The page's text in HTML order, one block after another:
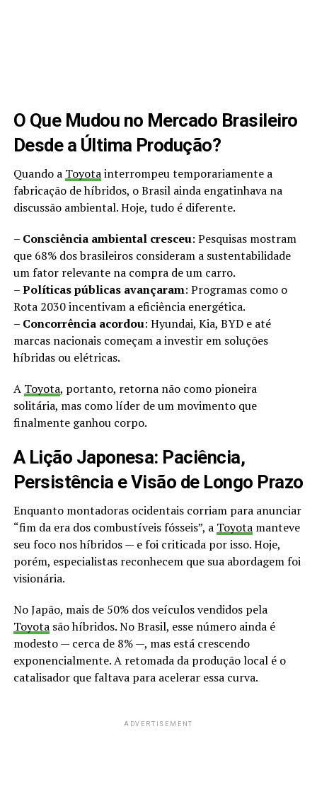
O Que Mudou no Mercado Brasileiro
Desde a Última Produção?
Quando a Toyotainterrompeu temporariamente a
fabricação de híbridos, o Brasil ainda engatinhava na
discussão ambiental. Hoje, tudo é diferente.
– Consciência ambiental cresceu: Pesquisas mostram
que 68% dos brasileiros consideram a sustentabilidade
um fator relevante na compra de um carro.
–Políticas públicas avançaram: Programas como o
Rota 2030 incentivam a eficiência energética.
– Concorrência acordou: Hyundai, Kia, BYD e até
marcas nacionais começam a investir em soluções
híbridas ou elétricas.
A Toyota, portanto, retorna não como pioneira
solitária, mas como líder de um movimento que
finalmente ganhou corpo.
A Lição Japonesa: Paciência,
Persistência e Visão de Longo Prazo
Enquanto montadoras ocidentais corriam para anunciar
“fim da era dos combustíveis fósseis”, a Toyotamanteve
seu foco nos híbridos — e foi criticada por isso. Hoje,
porém, especialistas reconhecem que sua abordagem foi
visionária.
No Japão, mais de 50% dos veículos vendidos pela
Toyotasão híbridos. No Brasil, esse número ainda é
modesto — cerca de 8% —, mas está crescendo
exponencialmente. A retomada da produção local é o
catalisador que faltava para acelerar essa curva.
ADVERTISEMENT